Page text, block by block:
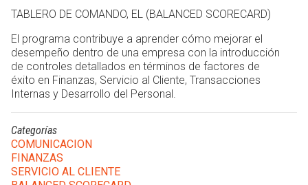
TABLERO DE COMANDO, EL (BALANCED SCORECARD)
El programa contribuye a aprender cómo mejorar el
desempeño dentro de una empresa con la introducción
de controles detallados en términos de factores de
éxito en Finanzas, Servicio al Cliente, Transacciones
Internas y Desarrollo del Personal.
Categorías
COMUNICACION
FINANZAS
SERVICIO AL CLIENTE